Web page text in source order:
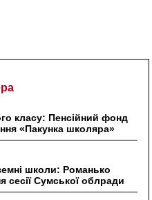
класу: Пенсійний фонд
«Пакунка школяра»
школи: Романько
сесії Сумської облради